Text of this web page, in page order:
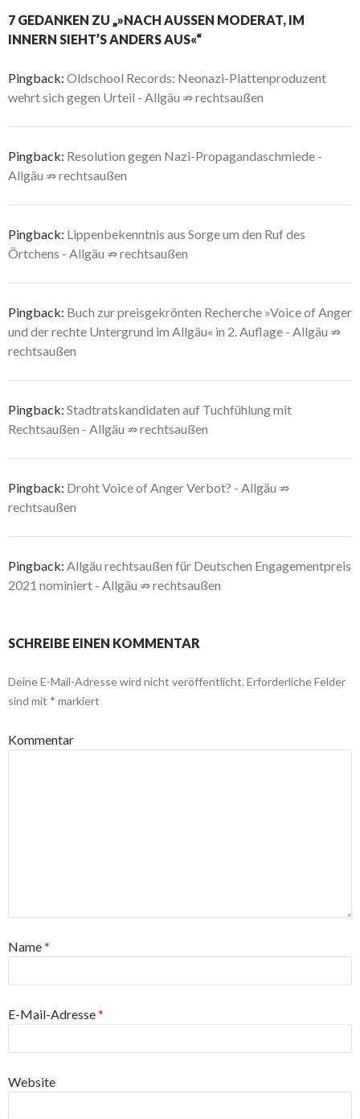
7 GEDANKEN ZU „»NACH AUSSEN MODERAT, IM I
NNERN SIEHT’S ANDERS AUS«“
Pingback: Oldschool Records: Neonazi-Plattenproduzent
wehrt sich gegen Urteil - Allgäu ⇏ rechtsaußen
Pingback: Resolution gegen Nazi-Propagandaschmiede -
Allgäu ⇏ rechtsaußen
Pingback: Lippenbekenntnis aus Sorge um den Ruf des
Örtchens - Allgäu ⇏ rechtsaußen
Pingback: Buch zur preisgekrönten Recherche »Voice of Anger
und der rechte Untergrund im Allgäu« in 2. Auflage - Allgäu ⇏
rechtsaußen
Pingback: Stadtratskandidaten auf Tuchfühlung mit
Rechtsaußen - Allgäu ⇏ rechtsaußen
Pingback: Droht Voice of Anger Verbot? - Allgäu ⇏
rechtsaußen
Pingback: Allgäu rechtsaußen für Deutschen Engagementpreis
2021 nominiert - Allgäu ⇏ rechtsaußen
SCHREIBE EINEN KOMMENTAR
Deine E-Mail-Adresse wird nicht veröffentlicht. Erforderliche Felder
sind mit * markiert
Kommentar
Name*
E-Mail-Adresse*
Website